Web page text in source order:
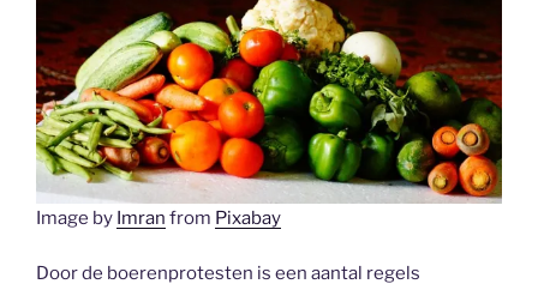
Image by Imran from Pixabay
Door de boerenprotesten is een aantal regels